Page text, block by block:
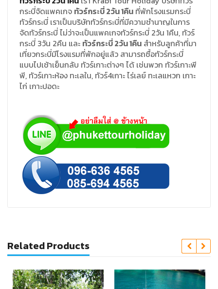
กระบี่จัดแพคเกจ ทัวร์กระบี่2วัน1คืน ที่พักโรงแรมกระบี่
ทัวร์กระบี่ เราเป็นบริษัททัวร์กระบี่ที่มีความชำนาญในการ
จัดทัวร์กระบี่ไม่ว่าจะเป็นแพคเกจทัวร์กระบี่ 2วัน 1คืน, ทัวร์
กระบี่ 3วัน 2คืน และ ทัวร์กระบี่2วัน1คืน สำหรับลูกค้าที่มา
เที่ยวกระบี่มีโรงแรมที่พักอยู่แล้ว สามารถซื้อทัวร์กระบี่
แบบไปเช้าเย็นกลับ ทัวร์เกาะต่างๆ ได้ เช่นพวก ทัวร์เกาะพี
พี, ทัวร์เกาะห้อง ทะเลใน, ทัวร์4เกาะไร่เลย์ ทะเลแหวก เกาะ
ไก่ เกาะปอดะ
Related Products